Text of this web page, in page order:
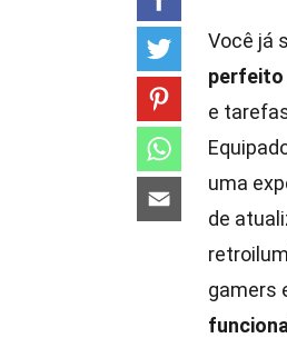
Você já
perfeito
e
uma
de
gamers